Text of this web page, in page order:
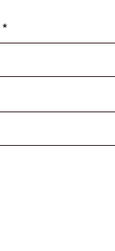
*